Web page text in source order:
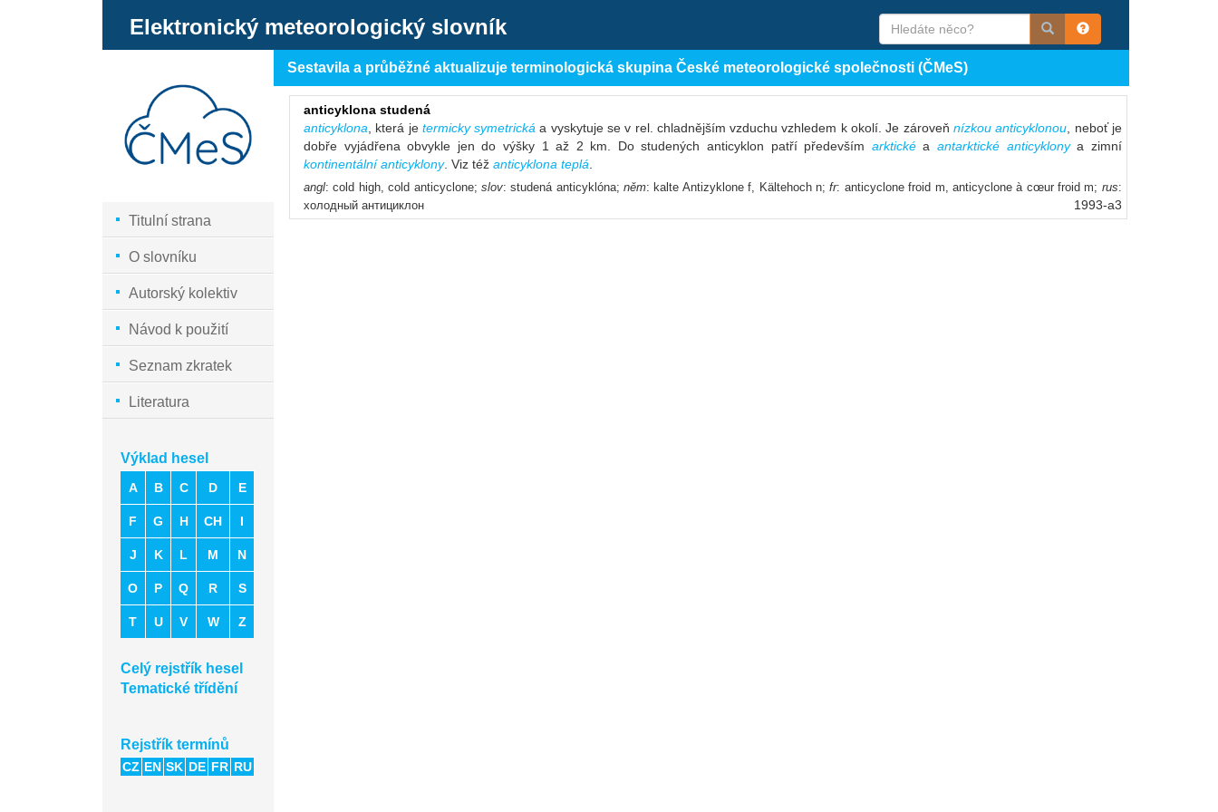
Elektronický meteorologický slovník
Titulní strana
O slovníku
Autorský kolektiv
Návod k použití
Seznam zkratek
Literatura
Výklad hesel
A B C D E
F G H CH I
J K L M N
O P Q R S
T U V W Z
Celý rejstřík hesel
Tematické třídění
Rejstřík termínů
CZ EN SK DE FR RU
Sestavila a průběžné aktualizuje terminologická skupina České meteorologické společnosti (ČMeS)
anticyklona studená
anticyklona , která je termicky symetrická a vyskytuje se v rel. chladnějším vzduchu vzhledem k okolí. Je zároveň nízkou anticyklonou , neboť je
dobře vyjádřena obvykle jen do výšky 1 až 2 km. Do studených anticyklon patří především arktickéa antarktické anticyklonya zimní
kontinentální anticyklony. Viz též anticyklona teplá
angl: cold high, cold anticyclone; slov: studená anticyklóna;něm: kalte Antizyklone f, Kältehoch n;fr: anticyclone froid m, anticyclone à cœur froid m; rus:
холодный антициклон
1993-a3